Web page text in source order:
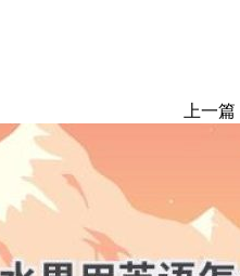
上一篇